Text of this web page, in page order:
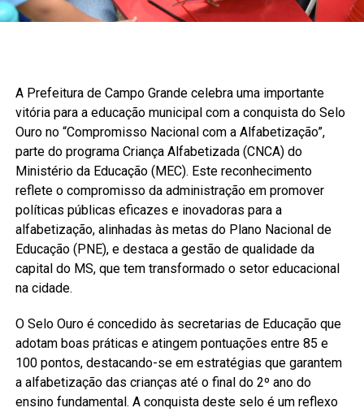
A Prefeitura de Campo Grande celebra uma importante
vitória para a educação municipal com a conquista do Selo
Ouro no “Compromisso Nacional com a Alfabetização”,
parte do programa Criança Alfabetizada (CNCA) do
Ministério da Educação (MEC). Este reconhecimento
reflete o compromisso da administração em promover
políticas públicas eficazes e inovadoras para a
alfabetização, alinhadas às metas do Plano Nacional de
Educação (PNE), e destaca a gestão de qualidade da
capital do MS, que tem transformado o setor educacional
na cidade.
O Selo Ouro é concedido às secretarias de Educação que
adotam boas práticas e atingem pontuações entre 85 e
100 pontos, destacando-se em estratégias que garantem
a alfabetização das crianças até o final do 2º ano do
ensino fundamental. A conquista deste selo é um reflexo